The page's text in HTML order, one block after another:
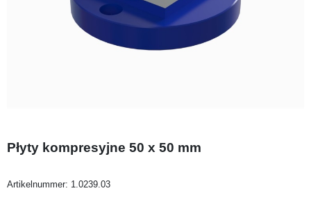
Płyty kompresyjne 50 x 50 mm
Artikelnummer: 1.0239.03